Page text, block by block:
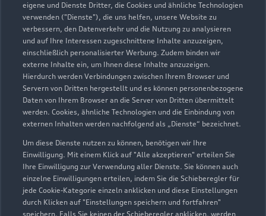
eigene und Dienste Dritter, die Cookies und ähnliche Technologien
verwenden ("Dienste"), die uns helfen, unsere Website zu
verbessern, den Datenverkehr und die Nutzung zu analysieren
und auf Ihre Interessen zugeschnittene Inhalte anzuzeigen,
einschließlich personalisierter Werbung. Zudem binden wir
externe Inhalte ein, um Ihnen diese Inhalte anzuzeigen.
Hierdurch werden Verbindungen zwischen Ihrem Browser und
Servern von Dritten hergestellt und es können personenbezogene
Daten von Ihrem Browser an die Server von Dritten übermittelt
werden. Cookies, ähnliche Technologien und die Einbindung von
externen Inhalten werden nachfolgend als „Dienste“ bezeichnet.
Um diese Dienste nutzen zu können, benötigen wir Ihre
Einwilligung. Mit einem Klick auf "Alle akzeptieren" erteilen Sie
Ihre Einwilligung zur Verwendung aller Dienste. Sie können auch
einzelne Einwilligungen erteilen, indem Sie die Schieberegler für
jede Cookie-Kategorie einzeln anklicken und diese Einstellungen
durch Klicken auf "Einstellungen speichern und fortfahren"
speichern. Falls Sie keinen der Schieberegler anklicken, werden
Teile- und Zubehörverkauf
Geöffnet bis18:00